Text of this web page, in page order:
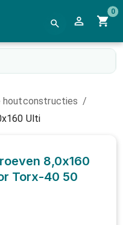
0
houtconstructies /
Ulti
8,0x160
Torx-40 50